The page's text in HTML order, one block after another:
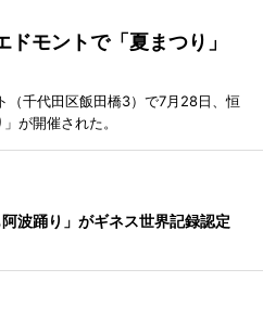
ドモントで「夏まつり」
（千代田区飯田橋3）で7月28日、恒
が開催された。
波踊り」がギネス世界記録認定